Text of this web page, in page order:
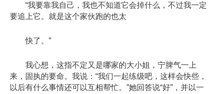
“我要靠我自己，我也不知道它会掉什么，不过我一定
要追上它。就是这个家伙跑的也太
快了。”
我心想，这指不定又是哪家的大小姐，宁脾气一上
来，固执的要命。我说：“我们一起练级吧，这样会快些，
以后有什么事情还可以互相帮忙。”她回答说“好”，并以一